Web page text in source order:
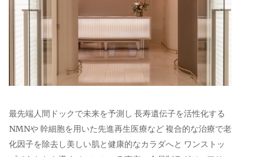
最先端人間ドックで未来を予測し 長寿遺伝子を活性化する
NMNや 幹細胞を用いた先進再生医療など 複合的な治療で老
化因子を除去し美しい肌と健康的なカラダへと ワンストッ